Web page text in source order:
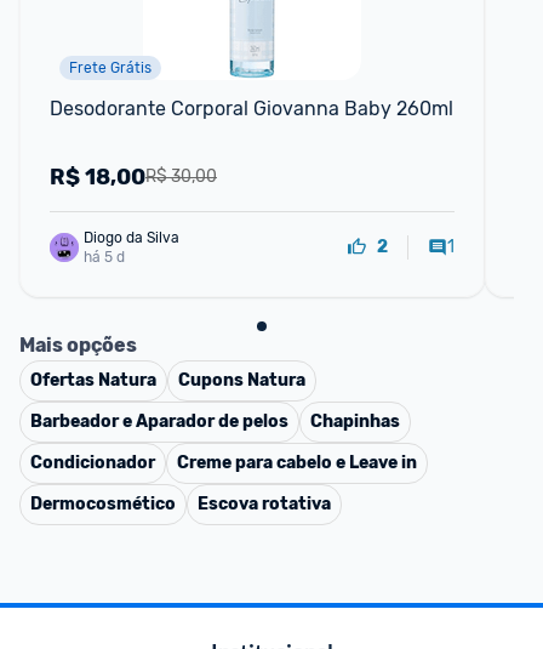
Frete Grátis
Desodorante Corporal Giovanna Baby 260ml
R$ 30,00
R$18,00
Diogo da Silva
há 5 d
2 1
Mais opções
Ofertas Natura Cupons Natura
Barbeador e Aparador de pelos
Chapinhas
Condicionador
Creme para cabelo e Leave in
Dermocosmético
Escova rotativa